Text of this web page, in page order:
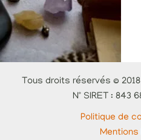
Tous droits réservés ©
N° SIRET : 843
Politique de